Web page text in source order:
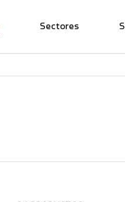
Sectores